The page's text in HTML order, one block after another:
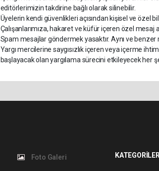
editörlerimizin takdirine bağlı olarak silinebilir.
Üyelerin kendi güvenlikleri açısından kişisel ve özel
Çalışanlarımıza, hakaret ve küfür içeren özel mesaj
Spam mesajlar göndermek yasaktır. Aynı ve
Yargı mercilerine saygısızlık içeren veya içerme
başlayacak olan yargılama sürecini etkileyecek her
Foto Galeri KATEGORİLER